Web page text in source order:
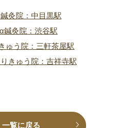
灸院 ：中目黒駅
鍼灸院 ：渋谷駅
ゅう院 ：三軒茶屋駅
きゅう院 ：吉祥寺駅
一覧に戻る